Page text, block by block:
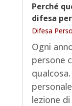
Perché
difesa
Difesa
Ogni
persone
lezione